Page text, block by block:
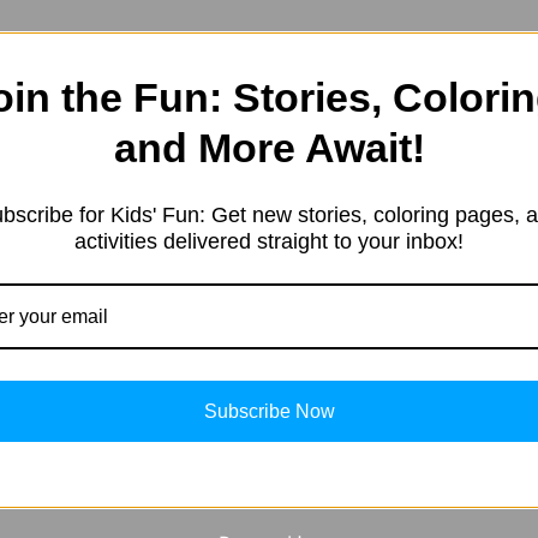
in 2019 with a simple
Our team is dedicated to
including
AI content, Tech
the Fun: Stories,
and More Await!
for Kids' Fun: Get new stories, coloring pages,
activities delivered straight to your inbox!
Subscribe Now